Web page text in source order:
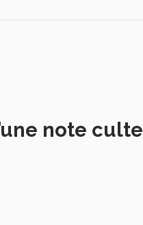
note culte